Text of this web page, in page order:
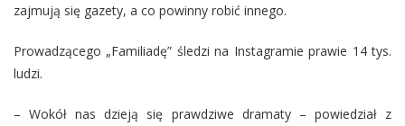
zajmują się gazety, a co powinny robić innego.
Prowadzącego „Familiadę” śledzi na Instagramie prawie 14 tys.
ludzi.
– Wokół nas dzieją się prawdziwe dramaty – powiedział z